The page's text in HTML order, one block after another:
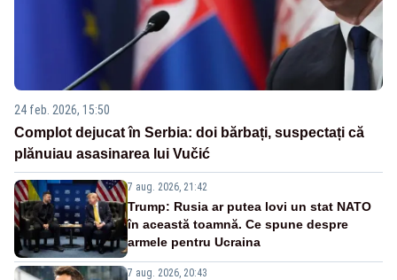
24 feb. 2026, 15:50
Complot dejucat în Serbia: doi bărbați, suspectați că
plănuiau asasinarea lui Vučić
7 aug. 2026, 21:42
Trump: Rusia ar putea lovi un stat NATO
în această toamnă. Ce spune despre
armele pentru Ucraina
7 aug. 2026, 20:43